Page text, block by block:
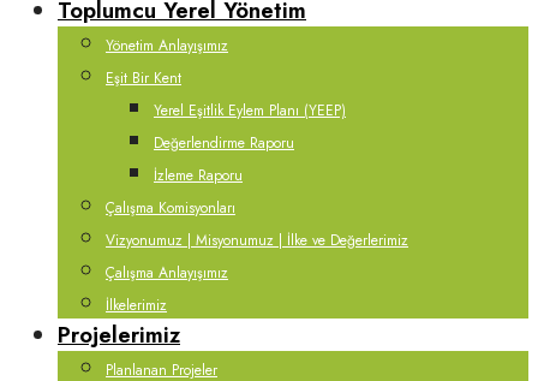
Toplumcu Yerel Yönetim
Yönetim Anlayışımız
Eşit Bir Kent
Yerel Eşitlik Eylem Planı (YEEP)
Değerlendirme Raporu
İzleme Raporu
Çalışma Komisyonları
Vizyonumuz | Misyonumuz | İlke ve Değerlerimiz
Çalışma Anlayışımız
İlkelerimiz
Projelerimiz
Planlanan Projeler